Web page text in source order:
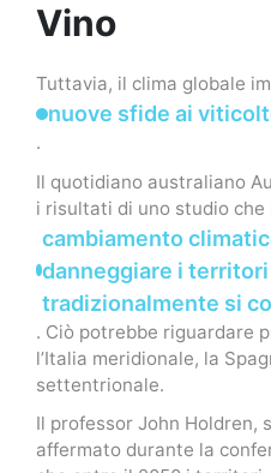
Vino
Tuttavia, il clima globale
nuove sfide ai
.
Il quotidiano australiano
i risultati di uno studio che
cambiamento
danneggiare i
tradizionalmente si
. Ciò potrebbe riguardare
l’Italia meridionale, la
settentrionale.
Il professor John Holdren,
affermato durante la